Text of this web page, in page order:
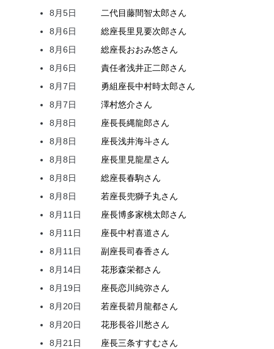
8月5日
二代目藤間智太郎さん
8月6日
総座長里見要次郎さん
8月6日
総座長おおみ悠さん
8月6日
責任者浅井正二郎さん
8月7日
勇組座長中村時太郎さん
8月7日
澤村悠介さん
8月8日
座長長縄龍郎さん
8月8日
座長浅井海斗さん
8月8日
座長里見龍星さん
8月8日
総座長春駒さん
8月8日
若座長兜獅子丸さん
8月11日
座長博多家桃太郎さん
8月11日
座長中村喜道さん
8月11日
副座長司春香さん
8月14日
花形森栄都さん
8月19日
座長恋川純弥さん
8月20日
若座長碧月龍都さん
8月20日
花形長谷川愁さん
8月21日
座長三条すすむさん